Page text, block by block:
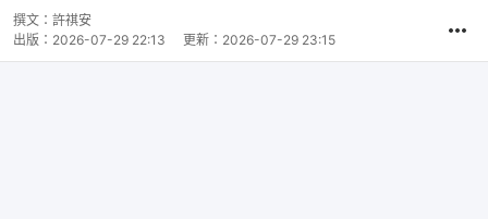
撰文： 許祺安
出版： 2026-07-29 22:13 更新： 2026-07-29 23:15